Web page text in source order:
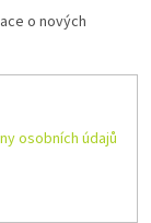
o nových
osobních údajů